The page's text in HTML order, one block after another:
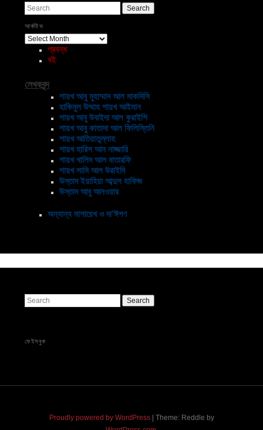
Search
আর্কাইভ
আর্কাইভ
প্রবন্ধ
বই
লেখকবৃন্দ
শায়খ আবু মুহাম্মাদ আল মাকদিসি
হাকিমুল উম্মাহ শায়খ আইমান
শায়খ আবু উবাইদা আল কুরাইশি
শায়খ আবু কাতাদা আল ফিলিস্তিনি
শায়খ আতিয়াতুল্লাহ
শায়খ হারিস আন নাজ্জারি
শায়খ খালিদ আল বাতারফি
শায়খ সামি আল উরাইদি
উস্তাদ ইয়াহিয়া আব্দুল হাফিজ
উস্তাদ আবু আনওয়ার
অন্যান্য মাশায়েখ ও দা’ঈগণ
Search
ফেইসবুক
Proudly powered by WordPress | Theme: Reddle by